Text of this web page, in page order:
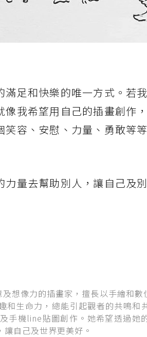
足和快樂的唯一方式。若
我希望用自己的插畫創作
容、安慰、力量、勇敢等
量去幫助別人，讓自己及
想像力的插畫家，擅長以手繪和數
和生命力，總能引起觀者的共鳴和
手機line貼圖創作。她希望透過她
自己及世界更美好。